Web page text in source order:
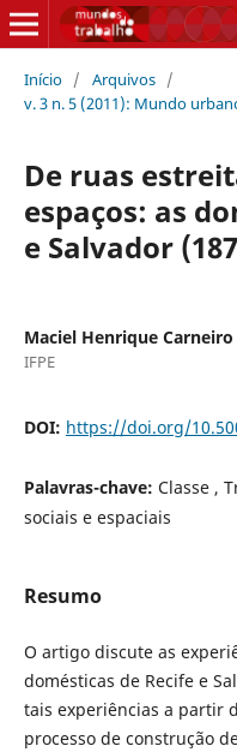
Início / Arquivos /
v. 3 n. 5 (2011): Mundo
De ruas
espaços: as
e Salvador
Maciel Henrique Carneiro
IFPE
DOI: https://doi.org/
Palavras-chave: Classe ,
sociais e espaciais
Resumo
O artigo discute as
domésticas de Recife e
tais experiências a partir
processo de construção